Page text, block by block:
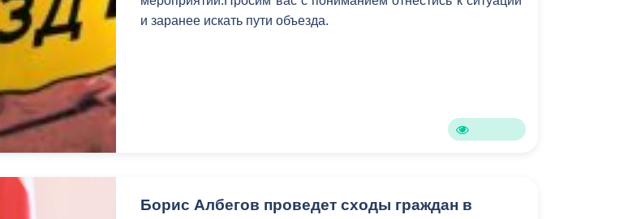
планирования
Незаконное строительство
Порядок обжалования решений и
действий органов местного
самоуправления
Выборы 2026
и заранее искать пути объезда.
Борис Албегов проведет сходы граждан в